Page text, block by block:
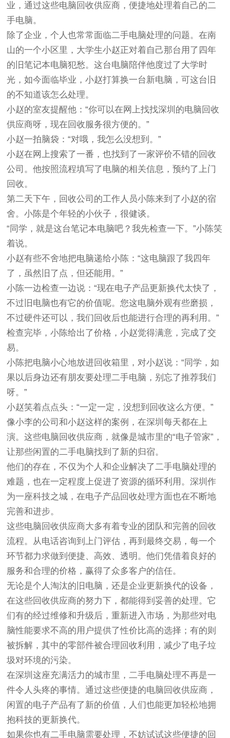
业，通过这些电脑回收供应商，便捷地处理着自己的二
手电脑。
除了企业，个人也常常面临二手电脑处理的问题。在南
山的一个小区里，大学生小赵正对着自己那台用了四年
的旧笔记本电脑犯愁。这台电脑陪伴他度过了大学时
光，如今面临毕业，小赵打算换一台新电脑，可这台旧
的不知道该怎么处理。
小赵的室友提醒他：“你可以在网上找找深圳的电脑回收
供应商呀，现在回收服务很方便的。”
小赵一拍脑袋：“对哦，我怎么没想到。”
小赵在网上搜索了一番，也找到了一家评价不错的回收
公司。他按照流程填写了电脑的相关信息，预约了上门
回收。
第二天下午，回收公司的工作人员小陈来到了小赵的宿
舍。小陈是个年轻的小伙子，很健谈。
“同学，就是这台笔记本电脑吧？我先检查一下。”小陈笑
着说。
小赵有些不舍地把电脑递给小陈：“这电脑跟了我四年
了，虽然旧了点，但还能用。”
小陈一边检查一边说：“现在电子产品更新换代太快了，
不过旧电脑也有它的价值呢。您这电脑外观有些磨损，
不过硬件还可以，我们回收后也能进行合理的再利用。”
检查完毕，小陈给出了价格，小赵觉得满意，完成了交
易。
小陈把电脑小心地放进回收箱里，对小赵说：“同学，如
果以后身边还有朋友要处理二手电脑，别忘了推荐我们
呀。”
小赵笑着点点头：“一定一定，没想到回收这么方便。”
像小李的公司和小赵这样的案例，在深圳每天都在上
演。这些电脑回收供应商，就像是城市里的“电子管家”，
让那些闲置的二手电脑找到了新的归宿。
他们的存在，不仅为个人和企业解决了二手电脑处理的
难题，也在一定程度上促进了资源的循环利用。深圳作
为一座科技之城，在电子产品回收处理方面也在不断地
完善和进步。
这些电脑回收供应商大多有着专业的团队和完善的回收
流程。从电话咨询到上门评估，再到最终交易，每一个
环节都力求做到便捷、高效、透明。他们凭借着良好的
服务和合理的价格，赢得了众多客户的信任。
无论是个人淘汰的旧电脑，还是企业更新换代的设备，
在这些回收供应商的努力下，都能得到妥善的处理。它
们有的经过维修和升级后，重新进入市场，为那些对电
脑性能要求不高的用户提供了性价比高的选择；有的则
被拆解，其中的零部件被合理回收利用，减少了电子垃
圾对环境的污染。
在深圳这座充满活力的城市里，二手电脑处理不再是一
件令人头疼的事情。通过这些便捷的电脑回收供应商，
闲置的电子产品有了新的价值，人们也能更加轻松地拥
抱科技的更新换代。
如果你也有二手电脑需要处理，不妨试试这些便捷的回